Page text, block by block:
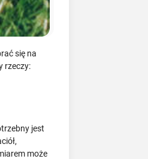
się na
rzeczy:
jest
może